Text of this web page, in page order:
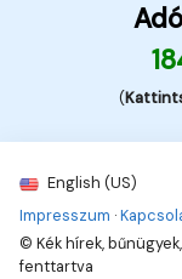
(
English (US)
Impresszum ·
© Kék hírek,
fenttartva